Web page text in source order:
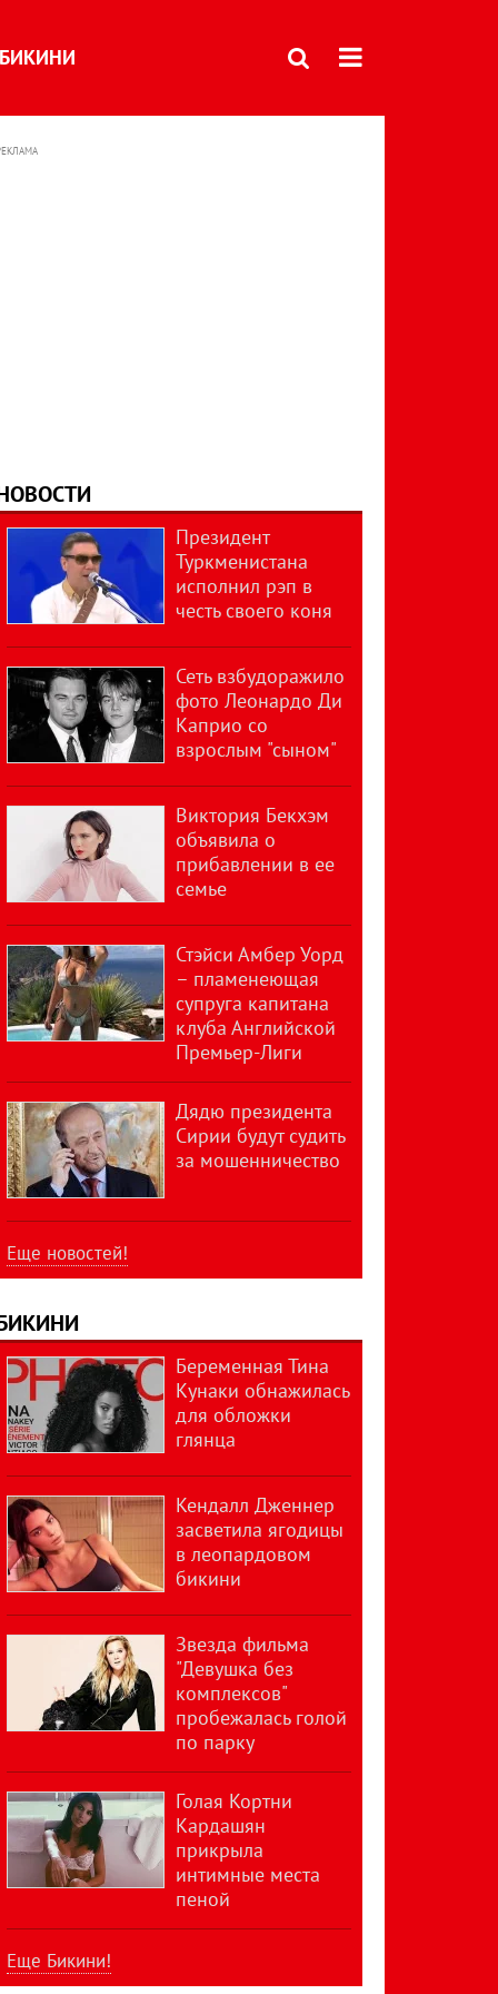
БИКИНИ
Президент
Туркменистана
исполнил рэп в
честь своего коня
Сеть взбудоражило
фото Леонардо Ди
Каприо со
взрослым "сыном"
Виктория Бекхэм
объявила о
прибавлении в ее
семье
Стэйси Амбер Уорд
– пламенеющая
супруга капитана
клуба Английской
Премьер-Лиги
Дядю президента
Сирии будут судить
за мошенничество
Еще новостей!
Беременная Тина
Кунаки обнажилась
для обложки
глянца
Кендалл Дженнер
засветила ягодицы
в леопардовом
бикини
Звезда фильма
"Девушка без
комплексов"
пробежалась голой
по парку
Голая Кортни
Кардашян
прикрыла
интимные места
пеной
Еще Бикини!